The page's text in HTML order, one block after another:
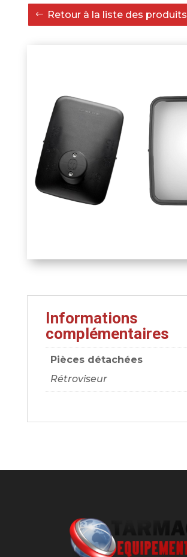
Incassable
SPAFAX
(grand
angle)
Retour à la liste des produits
Informations
complémentaires
Pièces détachées
Rétroviseur